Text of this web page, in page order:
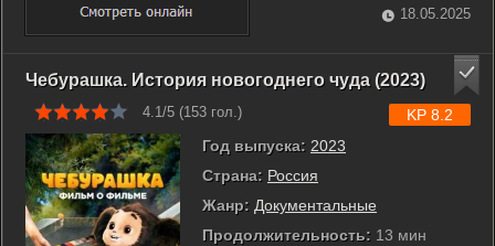
несколько недель все три женщины сообщают Толе, что у
него будет ребёнок… Ну то есть ...
18.05.2025
Чебурашка. История новогоднего чуда (2023)
4.1/5 (153 гол.)
Год выпуска: 2023
Страна: Россия
Жанр: Документальные
Продолжительность: 13 мин
KP 8.2